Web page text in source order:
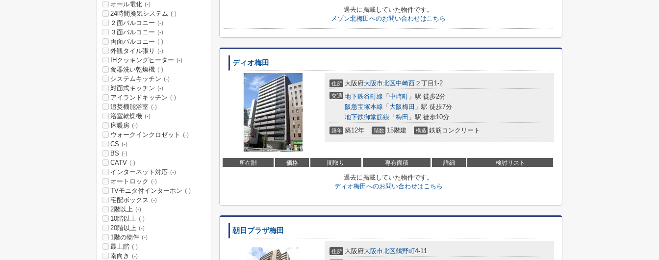
過去に掲載していた物件です。
メゾン北梅田へのお問い合わせはこちら
ディオ梅田
住所 大阪府大阪市北区中崎西 ２丁目1-2
交通 地下鉄谷町線 「 中崎町 」駅 徒歩2分
阪急宝塚本線 「 大阪梅田 」駅 徒歩7分
地下鉄御堂筋線 「 梅田 」駅 徒歩10分
築年 築12年 階数 15階建 構造 鉄筋コンクリート
所在階 価格 間取り 専有面積 詳細 検討リスト
過去に掲載していた物件です。
ディオ梅田へのお問い合わせはこちら
朝日プラザ梅田
住所 大阪府大阪市北区鶴野町4-11
オール電化 (-)
24時間換気システム (-)
２面バルコニー (-)
３面バルコニー (-)
両面バルコニー (-)
外観タイル張り (-)
IHクッキングヒーター (-)
食器洗い乾燥機 (-)
システムキッチン (-)
対面式キッチン (-)
アイランドキッチン (-)
追焚機能浴室 (-)
浴室乾燥機 (-)
床暖房 (-)
ウォークインクロゼット (-)
CS (-)
BS (-)
CATV (-)
インターネット対応 (-)
オートロック (-)
TVモニタ付インターホン (-)
宅配ボックス (-)
2階以上 (-)
10階以上 (-)
20階以上 (-)
1階の物件 (-)
最上階 (-)
南向き (-)